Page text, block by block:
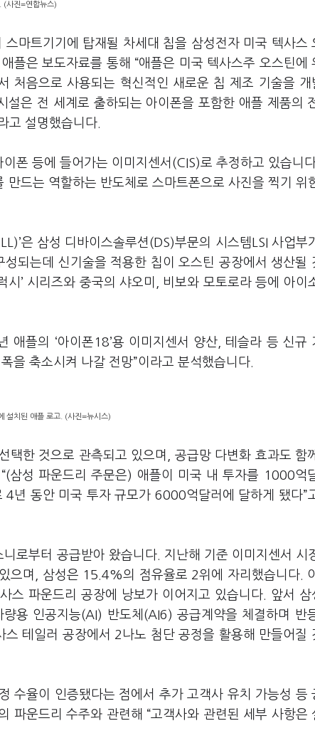
(사진=연합뉴스)
마트기기에 탑재될 차세대 칩을 삼성전자 미국 텍사스
플은 보도자료를 통해 “애플은 미국 텍사스주 오스틴에
처음으로 사용되는 혁신적인 새로운 칩 제조 기술을 개
설은 전 세계로 출하되는 아이폰을 포함한 애플 제품의
고 설명했습니다.
폰 등에 들어가는 이미지센서(CIS)로 추정하고 있습니
드는 역할하는 반도체로 스마트폰으로 사진을 찍기 위
은 삼성 디바이스솔루션(DS)부문의 시스템LSI 사업부
되는데 신기술을 적용한 칩이 오스틴 공장에서 생산될
시’ 시리즈와 중국의 샤오미, 비보와 모토로라 등에 아이
애플의 ‘아이폰18’용 이미지센서 양산, 테슬라 등 신규
을 축소시켜 나갈 전망”이라고 분석했습니다.
설치된 애플 로고. (사진=뉴시스)
택한 것으로 관측되고 있으며, 공급망 다변화 효과도 함
삼성 파운드리 주문은) 애플이 미국 내 투자를 1000억
년 동안 미국 투자 규모가 6000억달러에 달하게 됐다”
로부터 공급받아 왔습니다. 지난해 기준 이미지센서 시
으며, 삼성은 15.4%의 점유율로 2위에 자리했습니다.
스 파운드리 공장에 낭보가 이어지고 있습니다. 앞서 삼
용 인공지능(AI) 반도체(AI6) 공급계약을 체결하며 반
테일러 공장에서 2나노 첨단 공정을 활용해 만들어질
수율이 인증됐다는 점에서 추가 고객사 유치 가능성 등
파운드리 수주와 관련해 “고객사와 관련된 세부 사항은